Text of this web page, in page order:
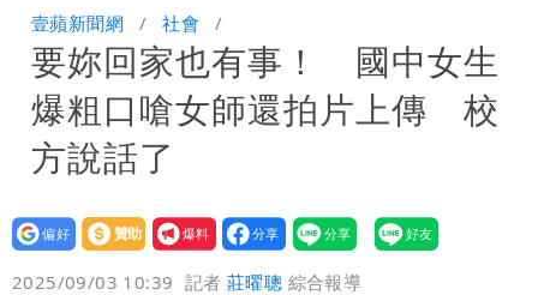
「洗腦台灣人兩觀念」
女生一對A錯了嗎？環法女子自由車賽
男裁判勒令女選手「解衣」檢查
揮別9年演藝圈 女演員當「全職運將」
公布收入比拍戲賺更多
壹蘋新聞網 社會
要妳回家也有事！ 國中女生
爆粗口嗆女師還拍片上傳 校
方說話了
設為
贊助
我要
爆料
2025/09/03 10:39 記者莊曜聰 綜合報導